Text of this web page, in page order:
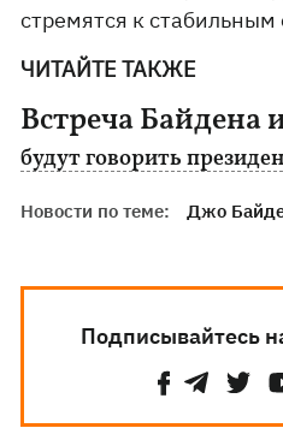
стремятся к
ЧИТАЙТЕ ТАКЖЕ
Встреча Байдена
будут говорить
Новости по теме: Джо
Подписывайтесь